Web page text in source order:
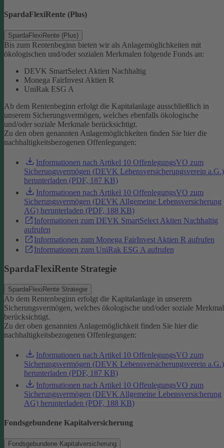
SpardaFlexiRente (Plus)
SpardaFlexiRente (Plus)
Bis zum Rentenbeginn bieten wir als Anlagemöglichkeiten mit
ökologischen und/oder sozialen Merkmalen folgende Fonds an:
DEVK SmartSelect Aktien Nachhaltig
Monega FairInvest Aktien R
UniRak ESG A
Ab dem Rentenbeginn erfolgt die Kapitalanlage ausschließlich in
unserem Sicherungsvermögen, welches ebenfalls ökologische
und/oder soziale Merkmale berücksichtigt.
Zu den oben genannten Anlagemöglichkeiten finden Sie hier die
nachhaltigkeitsbezogenen Offenlegungen:
Informationen nach Artikel 10 OffenlegungsVO zum
Sicherungsvermögen (DEVK Lebensversicherungsverein a.G.)
herunterladen (PDF, 187 KB)
Informationen nach Artikel 10 OffenlegungsVO zum
Sicherungsvermögen (DEVK Allgemeine Lebensversicherung
AG) herunterladen (PDF, 188 KB)
Informationen zum DEVK SmartSelect Aktien Nachhaltig
aufrufen
Informationen zum Monega FairInvest Aktien R aufrufen
Informationen zum UniRak ESG A aufrufen
SpardaFlexiRente Strategie
SpardaFlexiRente Strategie
Ab dem Rentenbeginn erfolgt die Kapitalanlage in unserem
Sicherungsvermögen, welches ökologische und/oder soziale
berücksichtigt.
Zu der oben genannten Anlagemöglichkeit finden Sie hier die
nachhaltigkeitsbezogenen Offenlegungen:
Informationen nach Artikel 10 OffenlegungsVO zum
Sicherungsvermögen (DEVK Lebensversicherungsverein a.G.)
herunterladen (PDF, 187 KB)
Informationen nach Artikel 10 OffenlegungsVO zum
Sicherungsvermögen (DEVK Allgemeine Lebensversicherung
AG) herunterladen (PDF, 188 KB)
Fondsgebundene Kapitalversicherung
Fondsgebundene Kapitalversicherung